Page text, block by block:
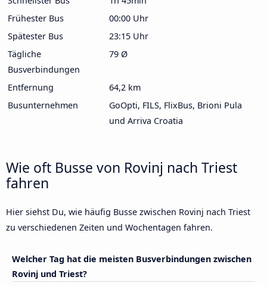
Frühester Bus
00:00 Uhr
Spätester Bus
23:15 Uhr
Tägliche
Busverbindungen
79 Ø
Entfernung
64,2 km
Busunternehmen
GoOpti, FILS, FlixBus, Brioni Pula
und Arriva Croatia
Wie oft Busse von Rovinj nach Triest
fahren
Hier siehst Du, wie häufig Busse zwischen Rovinj nach Triest
zu verschiedenen Zeiten und Wochentagen fahren.
Welcher Tag hat die meisten Busverbindungen zwischen
Rovinj und Triest?